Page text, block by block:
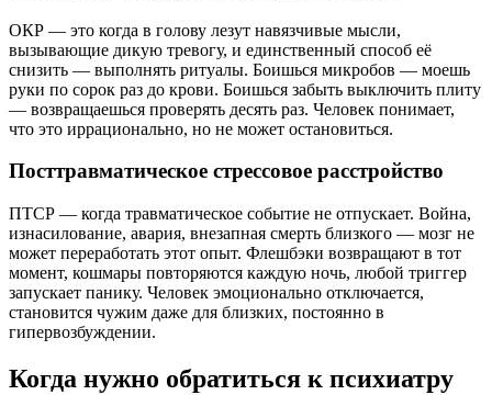
ОКР — это когда в голову лезут навязчивые мысли,
вызывающие дикую тревогу, и единственный способ её
снизить — выполнять ритуалы. Боишься микробов — моешь
руки по сорок раз до крови. Боишься забыть выключить плиту
— возвращаешься проверять десять раз. Человек понимает,
что это иррационально, но не может остановиться.
Посттравматическое стрессовое расстройство
ПТСР — когда травматическое событие не отпускает. Война,
изнасилование, авария, внезапная смерть близкого — мозг не
может переработать этот опыт. Флешбэки возвращают в тот
момент, кошмары повторяются каждую ночь, любой триггер
запускает панику. Человек эмоционально отключается,
становится чужим даже для близких, постоянно в
гипервозбуждении.
Когда нужно обратиться к психиатру